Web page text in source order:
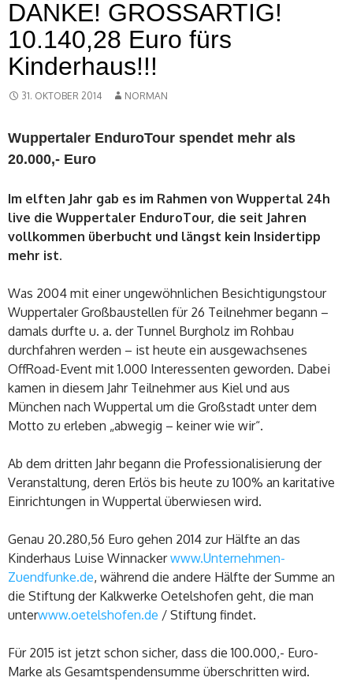
DANKE! GROSSARTIG!
10.140,28 Euro fürs
Kinderhaus!!!
31. OKTOBER 2014 NORMAN
Wuppertaler EnduroTour spendet mehr als
20.000,- Euro
Im elften Jahr gab es im Rahmen von Wuppertal 24h
live die Wuppertaler EnduroTour, die seit Jahren
vollkommen überbucht und längst kein Insidertipp
mehr ist.
Was 2004 mit einer ungewöhnlichen Besichtigungstour
Wuppertaler Großbaustellen für 26 Teilnehmer begann –
damals durfte u. a. der Tunnel Burgholz im Rohbau
durchfahren werden – ist heute ein ausgewachsenes
OffRoad-Event mit 1.000 Interessenten geworden. Dabei
kamen in diesem Jahr Teilnehmer aus Kiel und aus
München nach Wuppertal um die Großstadt unter dem
Motto zu erleben „abwegig – keiner wie wir“.
Ab dem dritten Jahr begann die Professionalisierung der
Veranstaltung, deren Erlös bis heute zu 100% an karitative
Einrichtungen in Wuppertal überwiesen wird.
Genau 20.280,56 Euro gehen 2014 zur Hälfte an das
Kinderhaus Luise Winnackerwww.Unternehmen-
Zuendfunke.de, während die andere Hälfte der Summe an
die Stiftung der Kalkwerke Oetelshofen geht, die man
unterwww.oetelshofen.de / Stiftung findet.
Für 2015 ist jetzt schon sicher, dass die 100.000,- Euro-
Marke als Gesamtspendensumme überschritten wird.